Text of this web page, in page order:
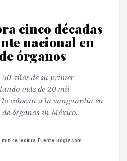
cinco décadas
nacional en
órganos
50 años de su primer
más de 20 mil
lo colocan a la vanguardia en
órganos en México.
min de lectura ·Fuente:udgtv.com